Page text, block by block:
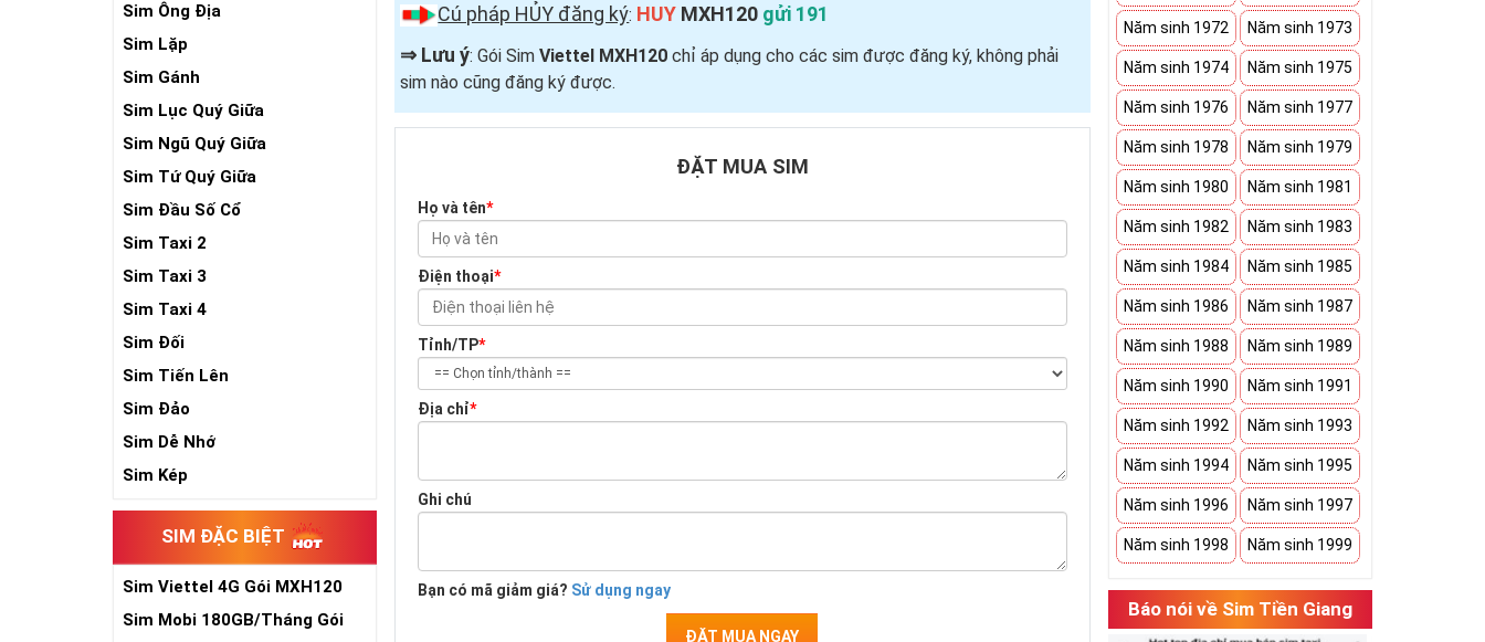
Sim Ông Địa
Sim Lặp
Sim Gánh
Sim Lục Quý Giữa
Sim Ngũ Quý Giữa
Sim Tứ Quý Giữa
Sim Đầu Số Cổ
Sim Taxi 2
Sim Taxi 3
Sim Taxi 4
Sim Đối
Sim Tiến Lên
Sim Đảo
Sim Dễ Nhớ
Sim Kép
SIM ĐẶC BIỆT
Sim Viettel 4G Gói MXH120
Siêu Rẻ
Sim Mobi 180GB/Tháng Gói
Cú pháp HỦY đăng ký: HUY MXH120 gửi 191
⇒ Lưu ý: Gói SimViettel MXH120 chỉ áp dụng cho các sim được đăng ký, không phải
sim nào cũng đăng ký được.
ĐẶT MUA SIM
Họ và tên*
Điện thoại*
Tỉnh/TP*
Địa chỉ*
Ghi chú
Bạn có mã giảm giá? Sử dụng ngay
ĐẶT MUA NGAY
Năm sinh 1972 Năm sinh 1973
Năm sinh 1974 Năm sinh 1975
Năm sinh 1976 Năm sinh 1977
Năm sinh 1978 Năm sinh 1979
Năm sinh 1980 Năm sinh 1981
Năm sinh 1982 Năm sinh 1983
Năm sinh 1984 Năm sinh 1985
Năm sinh 1986 Năm sinh 1987
Năm sinh 1988 Năm sinh 1989
Năm sinh 1990 Năm sinh 1991
Năm sinh 1992 Năm sinh 1993
Năm sinh 1994 Năm sinh 1995
Năm sinh 1996 Năm sinh 1997
Năm sinh 1998 Năm sinh 1999
Báo nói về Sim Tiền Giang